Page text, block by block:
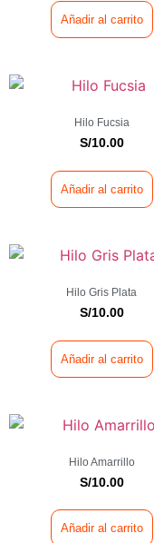
Añadir al carrito
Hilo Fucsia
S/10.00
Añadir al carrito
Hilo Gris Plata
S/10.00
Añadir al carrito
Hilo Amarrillo
S/10.00
Añadir al carrito